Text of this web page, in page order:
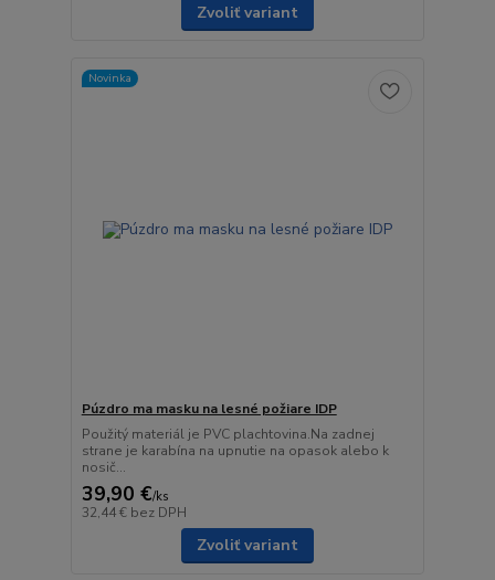
Zvoliť variant
Novinka
Púzdro ma masku na lesné požiare IDP
Použitý materiál je PVC plachtovina.Na zadnej
strane je karabína na upnutie na opasok alebo k
nosič...
39,90 €/ks
32,44 € bez DPH
Zvoliť variant